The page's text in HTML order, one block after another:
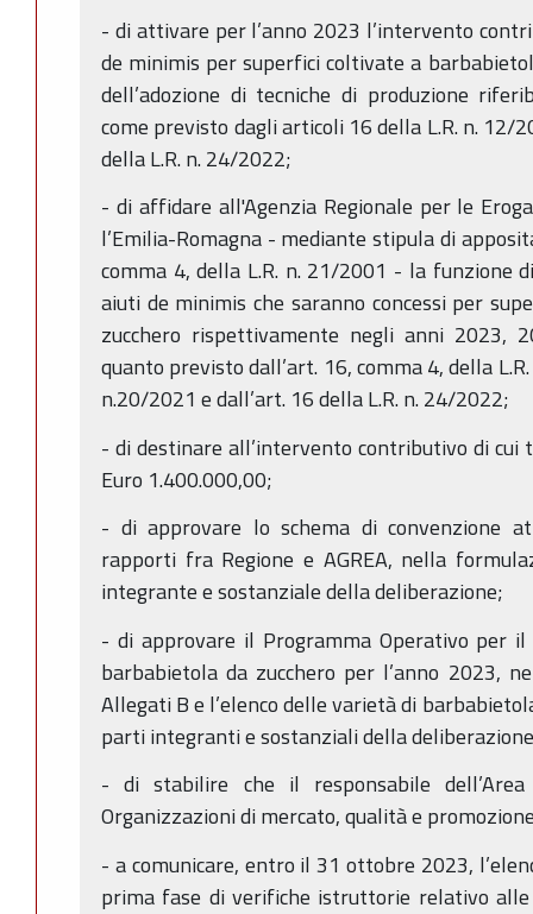
- di attivare per l’anno 2023 l’intervento
de minimis per superfici coltivate a
dell’adozione di tecniche di produzione
come previsto dagli articoli 16 della L.R. n. 12/
della L.R. n. 24/2022;
- di affidare all'Agenzia Regionale per le
l’Emilia-Romagna - mediante stipula di
comma 4, della L.R. n. 21/2001 - la funzione
aiuti de minimis che saranno concessi per
zucchero rispettivamente negli anni 2023,
quanto previsto dall’art. 16, comma 4, della
n.20/2021 e dall’art. 16 della L.R. n. 24/2022;
- di destinare all’intervento contributivo di cui
Euro 1.400.000,00;
- di approvare lo schema di convenzione
rapporti fra Regione e AGREA, nella
integrante e sostanziale della deliberazione;
- di approvare il Programma Operativo per
barbabietola da zucchero per l’anno 2023,
Allegati B e l’elenco delle varietà di
parti integranti e sostanziali della
- di stabilire che il responsabile
Organizzazioni di mercato, qualità e
- a comunicare, entro il 31 ottobre 2023,
prima fase di verifiche istruttorie relativo